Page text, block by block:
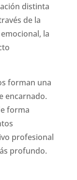
distinta
de la
la
forman una
encarnado.
forma
profesional
profundo.